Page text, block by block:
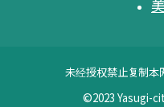
未经授权禁止复制本
©2023 Yasugi-